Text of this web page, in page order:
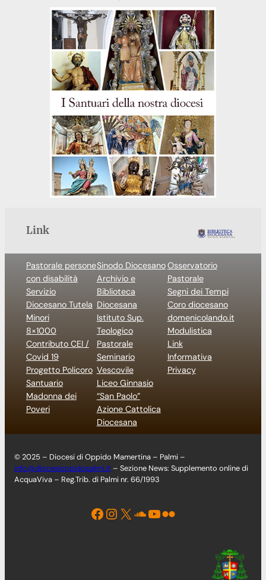
Link
Pastorale persone
con disabilità
Servizio
Diocesano Tutela
Minori
8×1000
Contributo CEI /
Covid 19
Progetto Policoro
Santuario
Madonna dei
Poveri
Sinodo Diocesano
Archivio e
Biblioteca
Diocesana
Istituto Sup.
Teologico
Pastorale
Seminario
Vescovile
Liceo Ginnasio
“San Paolo”
Azione Cattolica
Diocesana
Osservatorio
Pastorale
Segni dei Tempi
Coro diocesano
domenicolando.it
Modulistica
Link
Informativa
Privacy
© 2025 – Diocesi di Oppido Mamertina – Palmi –
info@diocesioppidopalmi.it – Sezione News: Supplemento online di
AcquaViva – Reg.Trib. di Palmi nr. 66/1993
Facebook Instagram X Soundcloud YouTube Flickr